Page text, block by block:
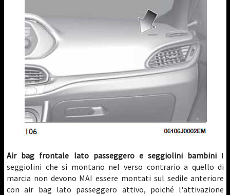
Air bag frontale lato passeggero e seggiolini bambini I
seggiolini che si montano nel verso contrario a quello di
marcia non devono MAI essere montati sul sedile anteriore
con air bag lato passeggero attivo, poiché l'attivazione